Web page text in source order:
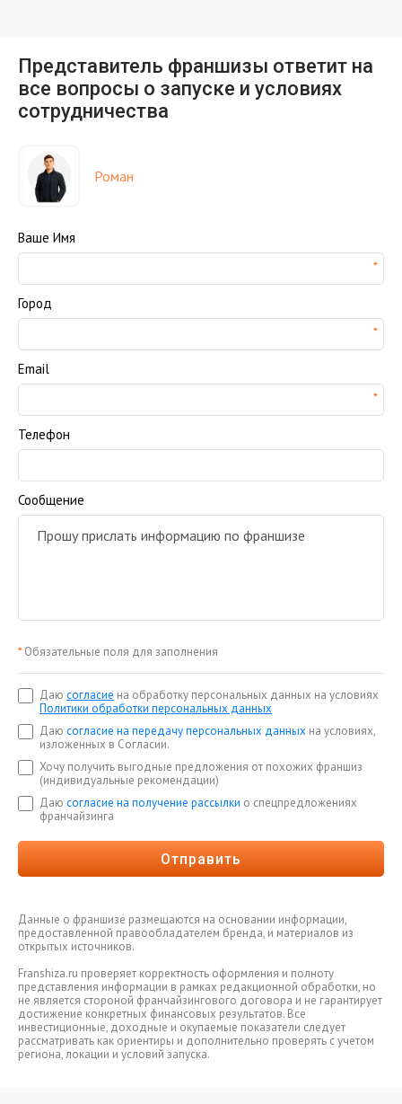
Представитель франшизы ответит на
все вопросы о запуске и условиях
сотрудничества
Роман
Ваше Имя
Город
Email
Телефон
Сообщение
* Обязательные поля для заполнения
Даю согласие на обработку персональных данных на условиях
Политики обработки персональных данных
Даю согласие на передачу персональных данных на условиях,
изложенных в Согласии.
Хочу получить выгодные предложения от похожих франшиз
(индивидуальные рекомендации)
Даю согласие на получение рассылки о спецпредложениях
франчайзинга
Отправить
Данные о франшизе размещаются на основании информации,
предоставленной правообладателем бренда, и материалов из
открытых источников.
Franshiza.ru проверяет корректность оформления и полноту
представления информации в рамках редакционной обработки, но
не является стороной франчайзингового договора и не гарантирует
достижение конкретных финансовых результатов. Все
инвестиционные, доходные и окупаемые показатели следует
рассматривать как ориентиры и дополнительно проверять с учетом
региона, локации и условий запуска.